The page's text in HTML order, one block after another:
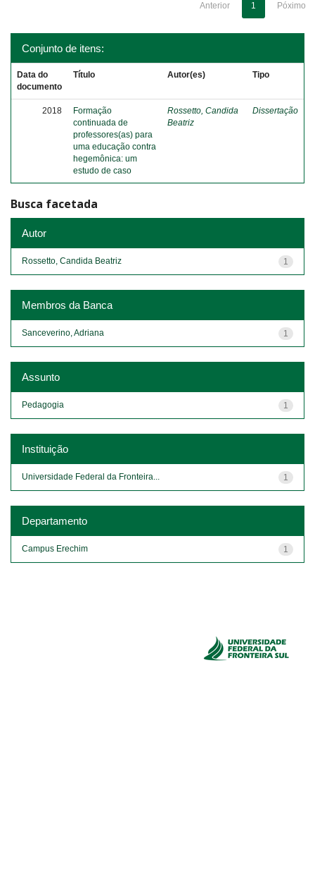
Anterior 1 Póximo
Conjunto de itens:
Data do
documento
Título Autor(es) Tipo
2018
Formação
continuada de
professores(as) para
uma educação contra
hegemônica: um
estudo de caso
Rossetto, Candida
Beatriz
Dissertação
Busca facetada
Autor
1
Rossetto, Candida Beatriz
Membros da Banca
1
Sanceverino, Adriana
Assunto
1
Pedagogia
Instituição
1
Universidade Federal da Fronteira...
Departamento
1
Campus Erechim